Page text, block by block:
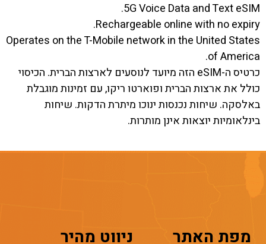
5G Voice Data and Text eSIM.
Rechargeable online with no expiry.
Operates on the T-Mobile network in the United States
of America.
כרטיס ה-eSIM הזה מיועד לנוסעים לארצות הברית. הכיסוי
כולל את ארצות הברית ופוארטו ריקו, עם זמינות מוגבלת
באלסקה. שיחות נכנסות ינוכו מיתרת הדקות. שיחות
בינלאומיות יוצאות אינן מותרות.
מפת האתר ניווט מהיר